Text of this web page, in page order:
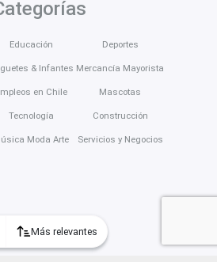
Más relevantes
Educación
& Infantes
en Chile
Tecnología
Moda Arte
Deportes
Mercancía Mayorista
Mascotas
Construcción
Servicios y Negocios